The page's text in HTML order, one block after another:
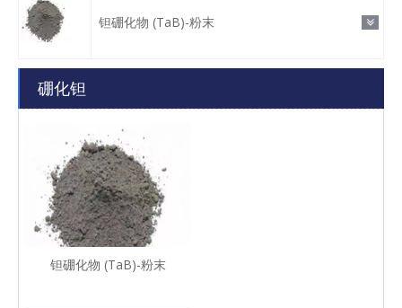
钽硼化物 (TaB)-粉末
硼化钽
钽硼化物 (TaB)-粉末